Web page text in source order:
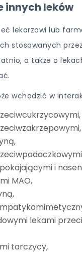
innych leków
lekarzowi lub
stosowanych
a także o
wchodzić w
i
MAO,
lekami
tarczycy,